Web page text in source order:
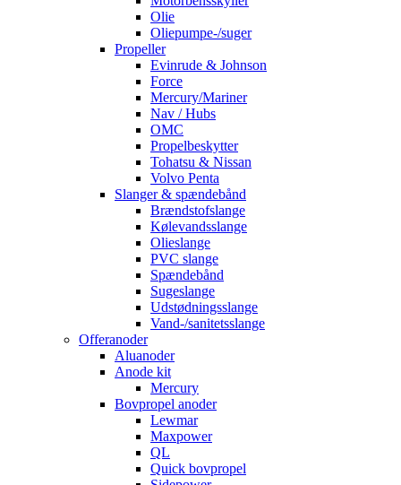
Olie
Oliepumpe-/suger
Propeller
Evinrude & Johnson
Force
Mercury/Mariner
Nav / Hubs
OMC
Propelbeskytter
Tohatsu & Nissan
Volvo Penta
Slanger & spændebånd
Brændstofslange
Kølevandsslange
Olieslange
PVC slange
Spændebånd
Sugeslange
Udstødningsslange
Vand-/sanitetsslange
Offeranoder
Aluanoder
Anode kit
Mercury
Bovpropel anoder
Lewmar
Maxpower
QL
Quick bovpropel